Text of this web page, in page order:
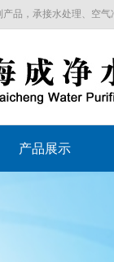
品，承接水处理、空气
产品展示